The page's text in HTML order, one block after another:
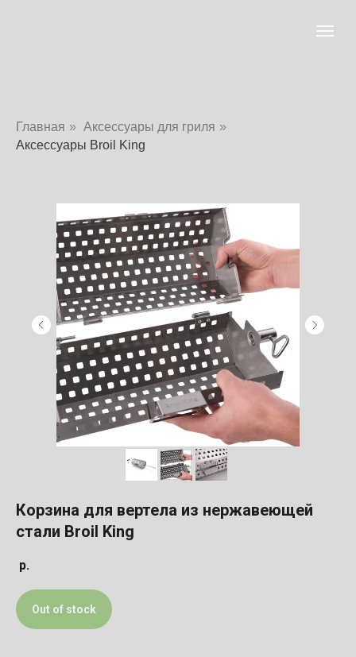
Главная » Аксессуары для гриля »
Аксессуары Broil King
Корзина для вертела из нержавеющей
стали Broil King
р.
Out of stock